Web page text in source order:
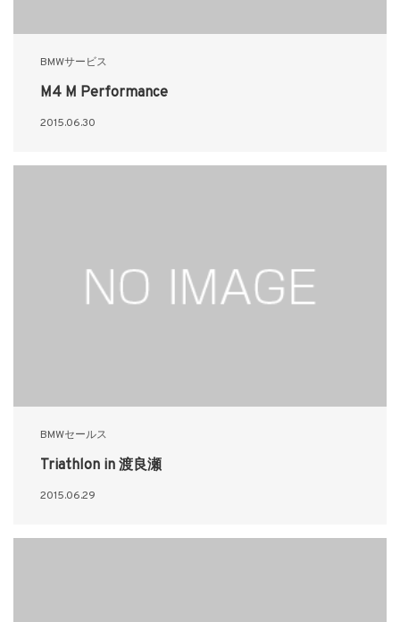
BMWサービス
M4 M Performance
2015.06.30
BMWセールス
Triathlon in 渡良瀬
2015.06.29